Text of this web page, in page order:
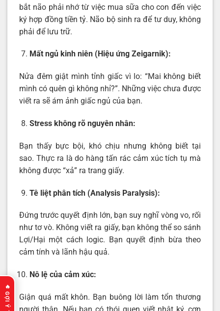
bắt não phải nhớ từ việc mua sữa cho con đến việc
ký hợp đồng tiền tỷ. Não bộ sinh ra để tư duy, không
phải để lưu trữ.
Mất ngủ kinh niên (Hiệu ứng Zeigarnik):
Nửa đêm giật mình tỉnh giấc vì lo: “Mai không biết
mình có quên gì không nhỉ?”. Những việc chưa được
viết ra sẽ ám ảnh giấc ngủ của bạn.
Stress không rõ nguyên nhân:
Bạn thấy bực bội, khó chịu nhưng không biết tại
sao. Thực ra là do hàng tấn rác cảm xúc tích tụ mà
không được “xả” ra trang giấy.
Tê liệt phân tích (Analysis Paralysis):
Đứng trước quyết định lớn, bạn suy nghĩ vòng vo, rối
như tơ vò. Không viết ra giấy, bạn không thể so sánh
Lợi/Hại một cách logic. Bạn quyết định bừa theo
cảm tính và lãnh hậu quả.
Nô lệ của cảm xúc:
Giận quá mất khôn. Bạn buông lời làm tổn thương